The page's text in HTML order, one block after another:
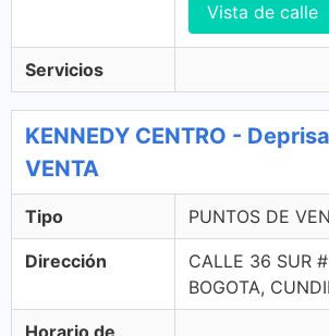
Vista de calle
Servicios
KENNEDY CENTRO -
VENTA
Tipo PUNTOS DE
Dirección
CALLE 36 SUR
BOGOTA,
Horario de